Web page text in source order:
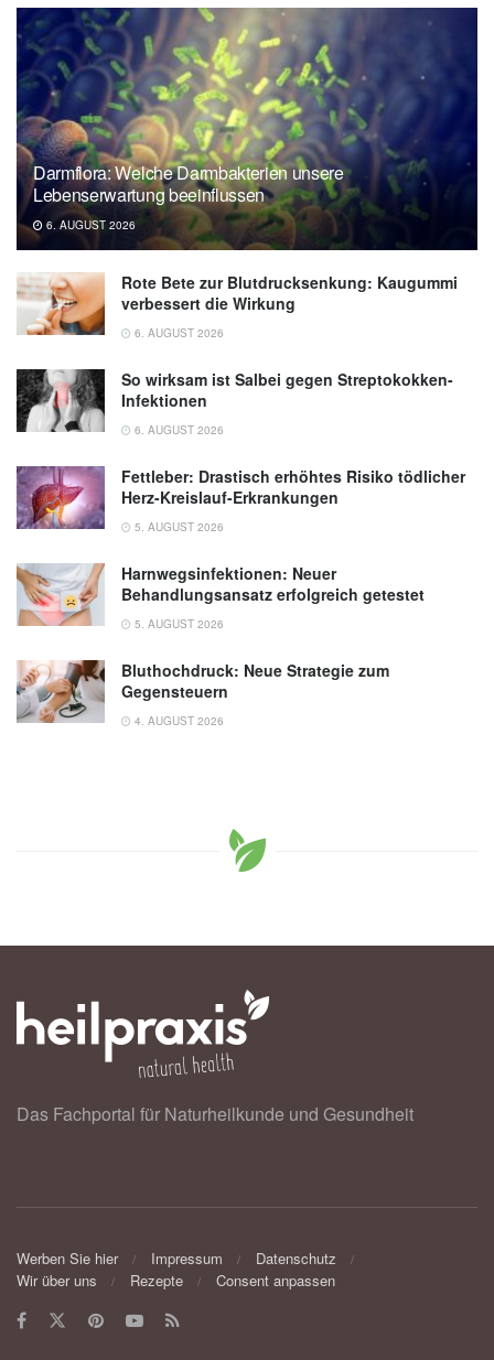
Darmflora: Welche Darmbakterien unsere
Lebenserwartung beeinflussen
6. AUGUST 2026
Rote Bete zur Blutdrucksenkung: Kaugummi
verbessert die Wirkung
6. AUGUST 2026
So wirksam ist Salbei gegen Streptokokken-
Infektionen
6. AUGUST 2026
Fettleber: Drastisch erhöhtes Risiko tödlicher
Herz-Kreislauf-Erkrankungen
5. AUGUST 2026
Harnwegsinfektionen: Neuer
Behandlungsansatz erfolgreich getestet
5. AUGUST 2026
Bluthochdruck: Neue Strategie zum
Gegensteuern
4. AUGUST 2026
Das Fachportal für Naturheilkunde und Gesundheit
Werben Sie hier Impressum
Datenschutz
Wir über uns
Rezepte Consent anpassen